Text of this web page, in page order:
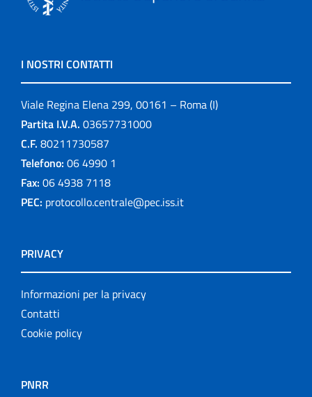
I NOSTRI CONTATTI
Viale Regina Elena 299, 00161 – Roma (I)
Partita I.V.A. 03657731000
C.F. 80211730587
Telefono: 06 4990 1
Fax: 06 4938 7118
PEC: protocollo.centrale@pec.iss.it
PRIVACY
Informazioni per la privacy
Contatti
Cookie policy
PNRR